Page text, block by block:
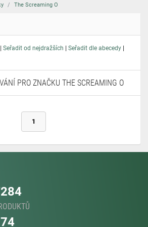
The Screaming O
| Seřadit od nejdražších | Seřadit dle abecedy |
PRO ZNAČKU THE SCREAMING O
1